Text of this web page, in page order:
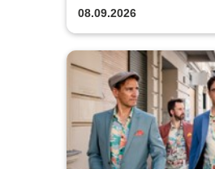
08.09.2026